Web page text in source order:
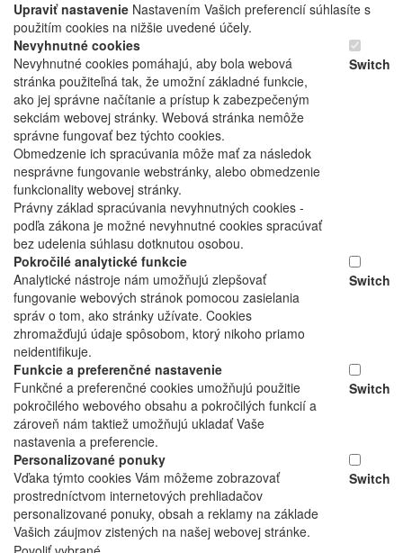
Upraviť nastavenie Nastavením Vašich preferencií súhlasíte s
použitím cookies na nižšie uvedené účely.
Nevyhnutné cookies
Nevyhnutné cookies pomáhajú, aby bola webová
stránka použiteľná tak, že umožní základné funkcie,
ako jej správne načítanie a prístup k zabezpečeným
sekciám webovej stránky. Webová stránka nemôže
správne fungovať bez týchto cookies.
Obmedzenie ich spracúvania môže mať za následok
nesprávne fungovanie webstránky, alebo obmedzenie
funkcionality webovej stránky.
Právny základ spracúvania nevyhnutných cookies -
podľa zákona je možné nevyhnutné cookies spracúvať
bez udelenia súhlasu dotknutou osobou.
Switch
Pokročilé analytické funkcie
Analytické nástroje nám umožňujú zlepšovať
fungovanie webových stránok pomocou zasielania
správ o tom, ako stránky užívate. Cookies
zhromažďujú údaje spôsobom, ktorý nikoho priamo
neidentifikuje.
Switch
Funkcie a preferenčné nastavenie
Funkčné a preferenčné cookies umožňujú použitie
pokročilého webového obsahu a pokročilých funkcií a
zároveň nám taktiež umožňujú ukladať Vaše
nastavenia a preferencie.
Switch
Personalizované ponuky
Vďaka týmto cookies Vám môžeme zobrazovať
prostredníctvom internetových prehliadačov
personalizované ponuky, obsah a reklamy na základe
Vašich záujmov zistených na našej webovej stránke.
Switch